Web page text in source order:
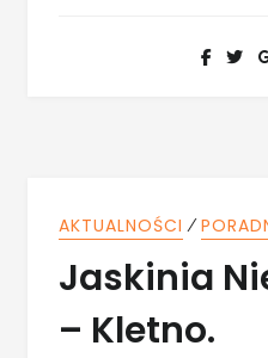
AKTUALNOŚCI ⁄
Jaskinia
– Kletno.